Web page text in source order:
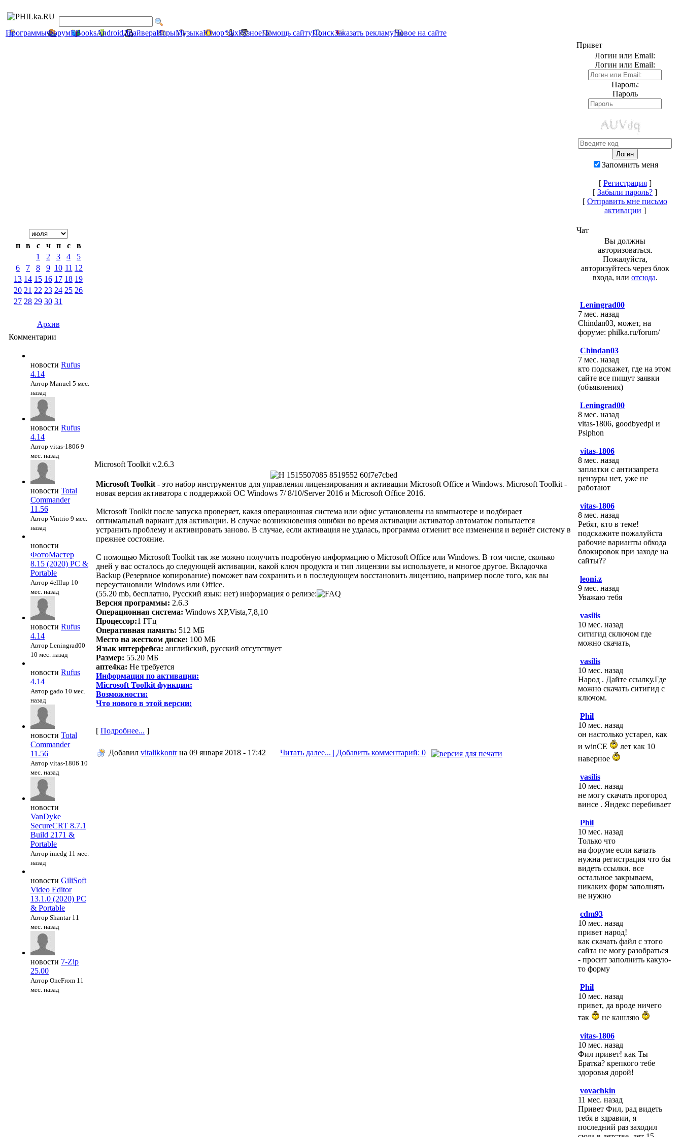
ПрограммыФорумEBooksAndroidДрайвераИгрыМузыкаЮмор*nixРазноеПомощь сайтуПоискЗаказать рекламуНовое на сайте
п в с ч п с
в
1
2 3 4
5
6
7 8 9 10 11 12
13 14 15 16 17 18 19
20 21 22 23 24 25 26
27 28 29 30 31
Архив
Комментарии
новости Rufus
4.14
Автор Manuel 5 мес.
назад
новости Rufus
4.14
Автор vitas-1806 9
мес. назад
новости Total
Commander
11.56
Автор Vintrio 9 мес.
назад
новости
ФотоМастер
8.15 (2020) PC &
Portable
Автор 4elllup 10
мес. назад
новости Rufus
4.14
Автор Leningrad00
10 мес. назад
новости Rufus
4.14
Автор gado 10 мес.
назад
новости Total
Commander
11.56
Автор vitas-1806 10
мес. назад
новости
VanDyke
SecureCRT 8.7.1
Build 2171 &
Portable
Автор imedg 11 мес.
назад
новости GiliSoft
Video Editor
13.1.0 (2020) PC
& Portable
Автор Shantar 11
мес. назад
новости 7-Zip
25.00
Автор OneFrom 11
мес. назад
Microsoft Toolkit v.2.6.3
Microsoft Toolkit - это набор инструментов для управления лицензирования и активации Microsoft Office и Windows. Microsoft Toolkit -
новая версия активатора с поддержкой ОС Windows 7/ 8/10/Server 2016 и Microsoft Office 2016.
Microsoft Toolkit после запуска проверяет, какая операционная система или офис установлены на компьютере и подбирает
оптимальный вариант для активации. В случае возникновения ошибки во время активации активатор автоматом попытается
устранить проблему и активировать заново. В случае, если активация не удалась, программа отменит все изменения и вернёт систему в
прежнее состояние.
С помощью Microsoft Toolkit так же можно получить подробную информацию о Microsoft Office или Windows. В том числе, сколько
дней у вас осталось до следующей активации, какой ключ продукта и тип лицензии вы используете, и многое другое. Вкладочка
Backup (Резервное копирование) поможет вам сохранить и в последующем восстановить лицензию, например после того, как вы
переустановили Windows или Office.
(55.20 mb, бесплатно, Русский язык: нет) информация о релизе:
Версия программы: 2.6.3
Операционная система: Windows XP,Vista,7,8,10
Процессор:1 ГГц
Оперативная память: 512 МБ
Место на жестком диске: 100 МБ
Язык интерфейса: английский, русский отсутствует
Размер: 55.20 МБ
апте4ка: Не требуется
Информация по активации:
Microsoft Toolkit функции:
Возможности:
Что нового в этой версии:
[ Подробнее... ]
Добавил vitalikkontrна 09 января 2018 - 17:42 Читать далее... | Добавить комментарий: 0
Привет
Логин или Email:
Логин или Email:
Пароль:
Пароль
Запомнить меня
[ Регистрация]
[ Забыли пароль? ]
[ Отправить мне письмо
активации ]
Чат
Вы должны
авторизоваться.
Пожалуйста,
авторизуйтесь через блок
входа, или отсюда.
Leningrad00
7 мес. назад
Chindan03, может, на
форуме: philka.ru/forum/
Chindan03
7 мес. назад
кто подскажет, где на этом
сайте все пишут заявки
(объявления)
Leningrad00
8 мес. назад
vitas-1806, goodbyedpi и
Psiphon
vitas-1806
8 мес. назад
заплатки с антизапрета
цензуры нет, уже не
работают
vitas-1806
8 мес. назад
Ребят, кто в теме!
подскажите пожалуйста
рабочие варианты обхода
блокировок при заходе на
сайты??
leoni.z
9 мес. назад
Уважаю тебя
vasilis
10 мес. назад
ситигид сключом где
можно скачать,
vasilis
10 мес. назад
Народ . Дайте ссылку.Где
можно скачать ситигид с
ключом.
Phil
10 мес. назад
он настолько устарел, как
и winCE
лет как 10
наверное
vasilis
10 мес. назад
не могу скачать прогород
винсе . Яндекс перебивает
Phil
10 мес. назад
Только что
на форуме если качать
нужна регистрация что бы
видеть ссылки. все
остальное закрываем,
никаких форм заполнять
не нужно
cdm93
10 мес. назад
привет народ!
как скачать файл с этого
сайта не могу разобраться
- просит заполнить какую-
то форму
Phil
10 мес. назад
привет, да вроде ничего
так
не кашляю
vitas-1806
10 мес. назад
Фил привет! как Ты
Братка? крепкого тебе
здоровья дорой!
vovachkin
11 мес. назад
Привет Фил, рад видеть
тебя в здравии, я
последний раз заходил